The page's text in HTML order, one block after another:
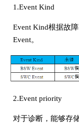
1.Event Kind
Event Kind根据故
Event。
2.Event priority
对于诊断，能够存